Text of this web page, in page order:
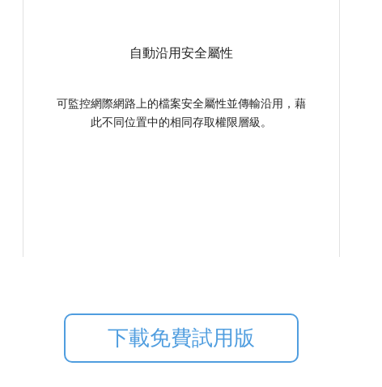
自動沿用安全屬性
可監控網際網路上的檔案安全屬性並傳輸沿用，藉
此不同位置中的相同存取權限層級。
下載免費試用版